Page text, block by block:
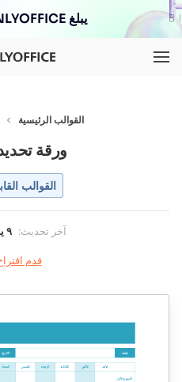
يبلغ ONLYOFFICE عامه الـ16!
القوالب الرئيسية
ورقة
القوالب
آخر تحديث: ٩ يوليو، ٢٠٢٥
قدم